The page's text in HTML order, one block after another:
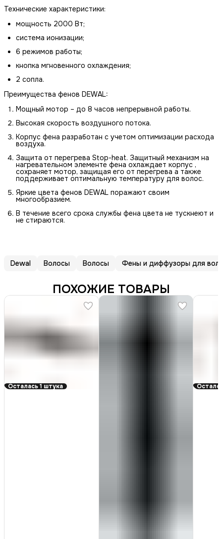
Технические характеристики:
мощность 2000 Вт;
система ионизации;
6 режимов работы;
кнопка мгновенного охлаждения;
2 сопла.
Преимущества фенов DEWAL:
Мощный мотор – до 8 часов непрерывной работы.
Высокая скорость воздушного потока.
Корпус фена разработан с учетом оптимизации расхода
воздуха.
Защита от перегрева Stop-heat. Защитный механизм на
нагревательном элементе фена охлаждает корпус ,
сохраняет мотор, защищая его от перегрева а также
поддерживает оптимальную температуру для волос.
Яркие цвета фенов DEWAL поражают своим
многообразием.
В течение всего срока службы фена цвета не тускнеют и
не стираются.
Dewal Волосы Волосы Фены и диффузоры для
ПОХОЖИЕ ТОВАРЫ
Осталась 1 штука